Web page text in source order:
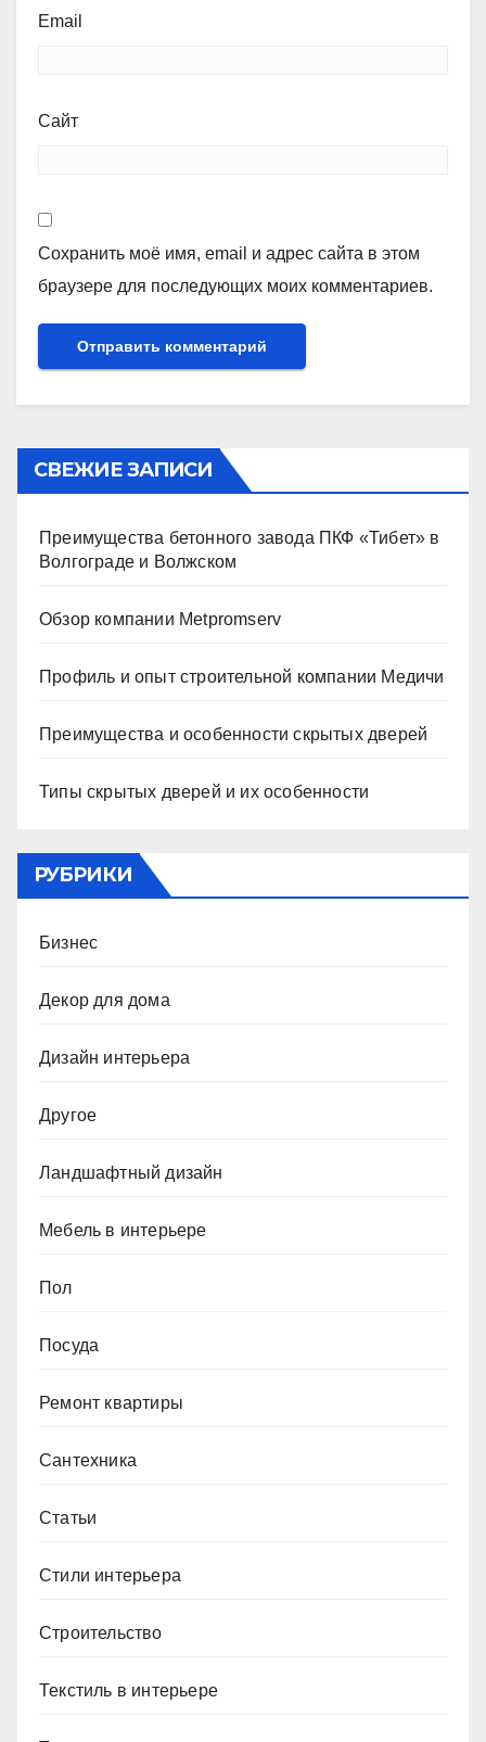
Email
Сайт
Сохранить моё имя, email и адрес сайта в этом
браузере для последующих моих комментариев.
СВЕЖИЕ ЗАПИСИ
Преимущества бетонного завода ПКФ «Тибет» в
Волгограде и Волжском
Обзор компании Metpromserv
Профиль и опыт строительной компании Медичи
Преимущества и особенности скрытых дверей
Типы скрытых дверей и их особенности
РУБРИКИ
Бизнес
Декор для дома
Дизайн интерьера
Другое
Ландшафтный дизайн
Мебель в интерьере
Пол
Посуда
Ремонт квартиры
Сантехника
Статьи
Стили интерьера
Строительство
Текстиль в интерьере